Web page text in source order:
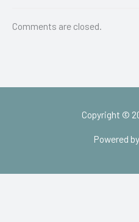
Comments are closed.